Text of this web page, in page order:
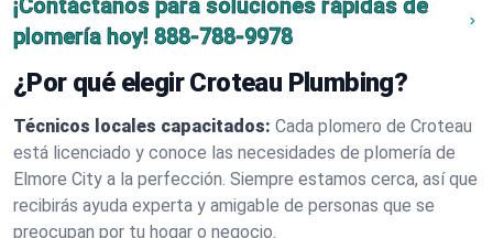
¡Contáctanos para soluciones rápidas de
plomería hoy! 888-788-9978
¿Por qué elegir Croteau Plumbing?
Técnicos locales capacitados: Cada plomero de Croteau
está licenciado y conoce las necesidades de plomería de
Elmore City a la perfección. Siempre estamos cerca, así que
recibirás ayuda experta y amigable de personas que se
preocupan por tu hogar o negocio.